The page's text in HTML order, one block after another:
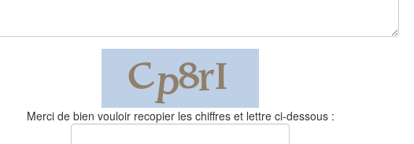
Merci de bien vouloir recopier les chiffres et lettre ci-dessous :